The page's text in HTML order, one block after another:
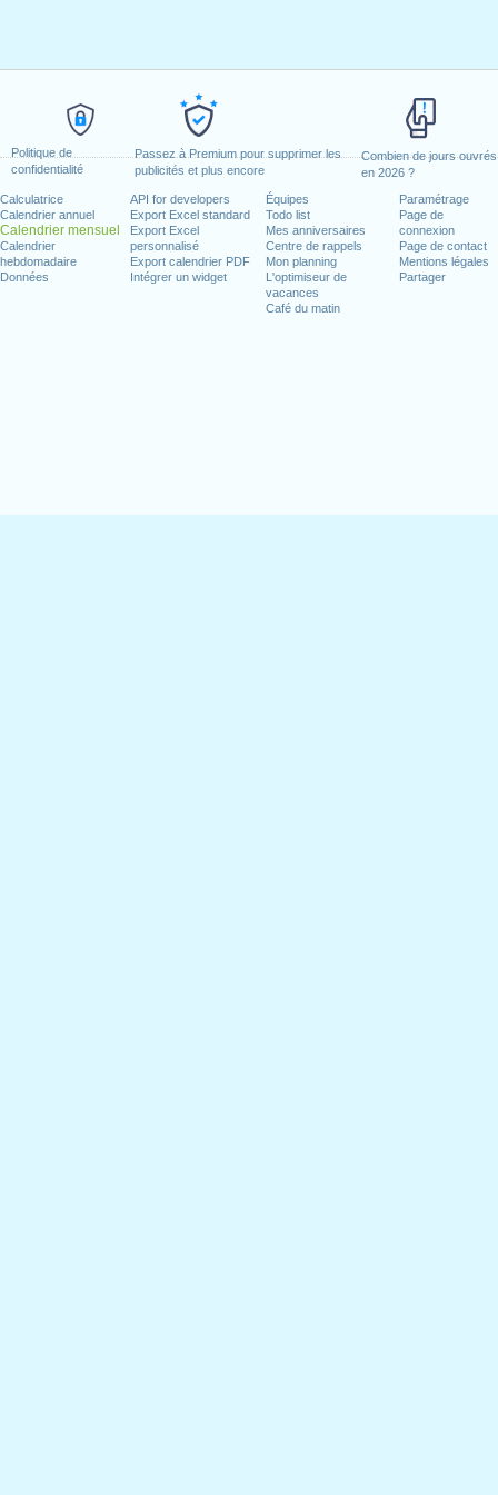
Politique de
confidentialité
Passez à Premium pour supprimer les
publicités et plus encore
Combien de jours ouvrés
en 2026 ?
Calculatrice
Calendrier annuel
Calendrier mensuel
Calendrier
hebdomadaire
Données
API for developers
Export Excel standard
Export Excel
personnalisé
Export calendrier PDF
Intégrer un widget
Équipes
Todo list
Mes anniversaires
Centre de rappels
Mon planning
L'optimiseur de
vacances
Café du matin
Paramétrage
Page de
connexion
Page de contact
Mentions légales
Partager